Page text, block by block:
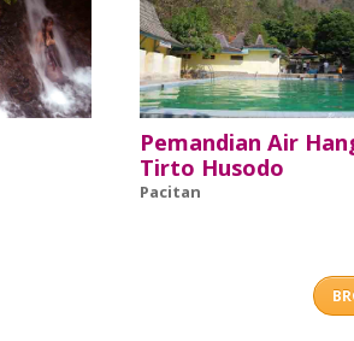
Pemandian Air
Tirto Husodo
Pacitan